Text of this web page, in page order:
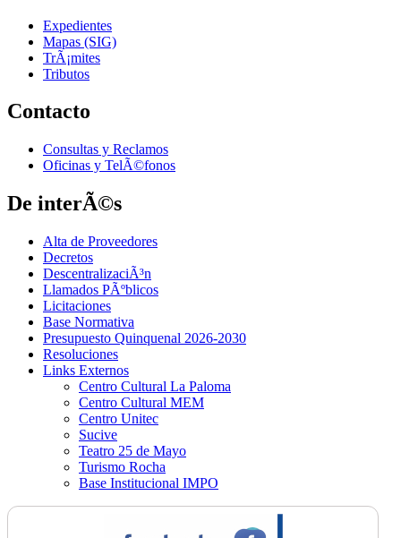
Expedientes
Mapas (SIG)
TrÃ¡mites
Tributos
Contacto
Consultas y Reclamos
Oficinas y TelÃ©fonos
De interÃ©s
Alta de Proveedores
Decretos
DescentralizaciÃ³n
Llamados PÃºblicos
Licitaciones
Base Normativa
Presupuesto Quinquenal 2026-2030
Resoluciones
Links Externos
Centro Cultural La Paloma
Centro Cultural MEM
Centro Unitec
Sucive
Teatro 25 de Mayo
Turismo Rocha
Base Institucional IMPO